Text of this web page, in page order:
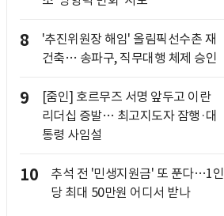
8
'추진위원장 해임' 올림픽선수촌 재
건축… 송파구, 직무대행 체제 승인
9
[줌인] 호르무즈 서명 앞두고 이란
리더십 증발… 최고지도자 잠행·대
통령 사임설
10
추석 전 '민생지원금' 또 푼다…1인
당 최대 50만원 어디서 받나